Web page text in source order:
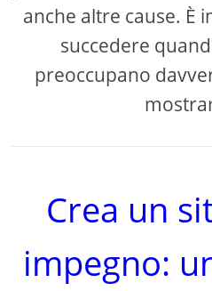
anche altre cause. È
succedere
preoccupano
Crea un
impegno: